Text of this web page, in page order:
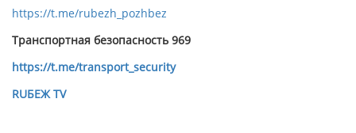
https://t.me/rubezh_pozhbez
Транспортная безопасность 969
https://t.me/transport_security
RUБЕЖ TV